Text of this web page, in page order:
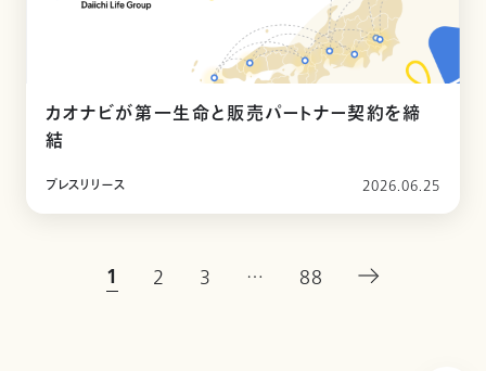
カオナビが第一生命と販売パートナー契約を締
結
プレスリリース 2026.06.25
1 2 3 … 88